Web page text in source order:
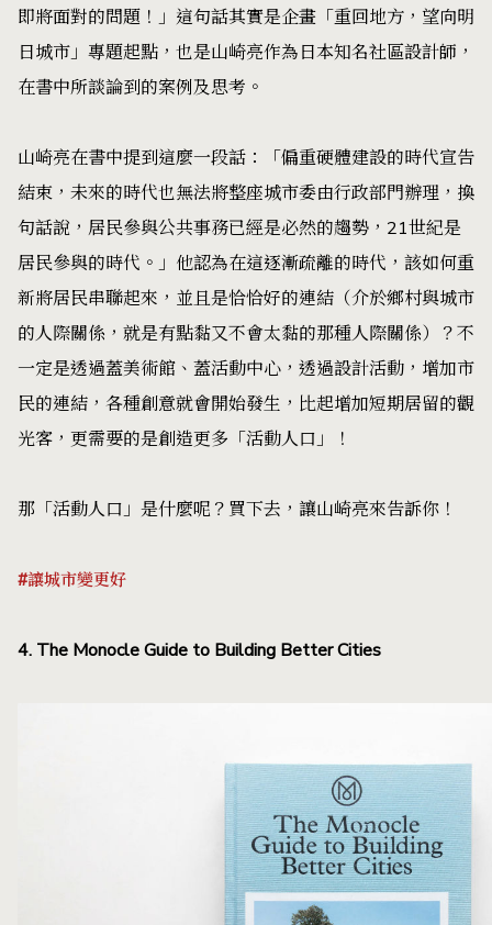
即將面對的問題！」這句話其實是企畫「重回地方，望向明
日城市」專題起點，也是山崎亮作為日本知名社區設計師，
在書中所談論到的案例及思考。
山崎亮在書中提到這麼一段話：「偏重硬體建設的時代宣告
結束，未來的時代也無法將整座城市委由行政部門辦理，換
句話說，居民參與公共事務已經是必然的趨勢，21世紀是
居民參與的時代。」他認為在這逐漸疏離的時代，該如何重
新將居民串聯起來，並且是恰恰好的連結（介於鄉村與城市
的人際關係，就是有點黏又不會太黏的那種人際關係）？不
一定是透過蓋美術館、蓋活動中心，透過設計活動，增加市
民的連結，各種創意就會開始發生，比起增加短期居留的觀
光客，更需要的是創造更多「活動人口」！
那「活動人口」是什麼呢？買下去，讓山崎亮來告訴你！
#讓城市變更好
4. The Monocle Guide to Building Better Cities